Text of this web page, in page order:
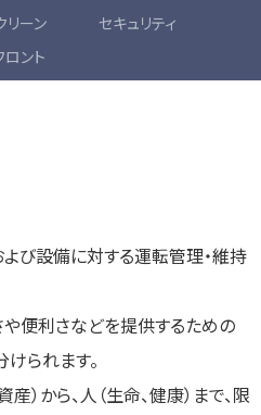
リーン
セキュリティ
ロント
よび設備に対する運転管理・維持
便利さなどを提供するための
られます。
）から、人（生命、健康）まで、限